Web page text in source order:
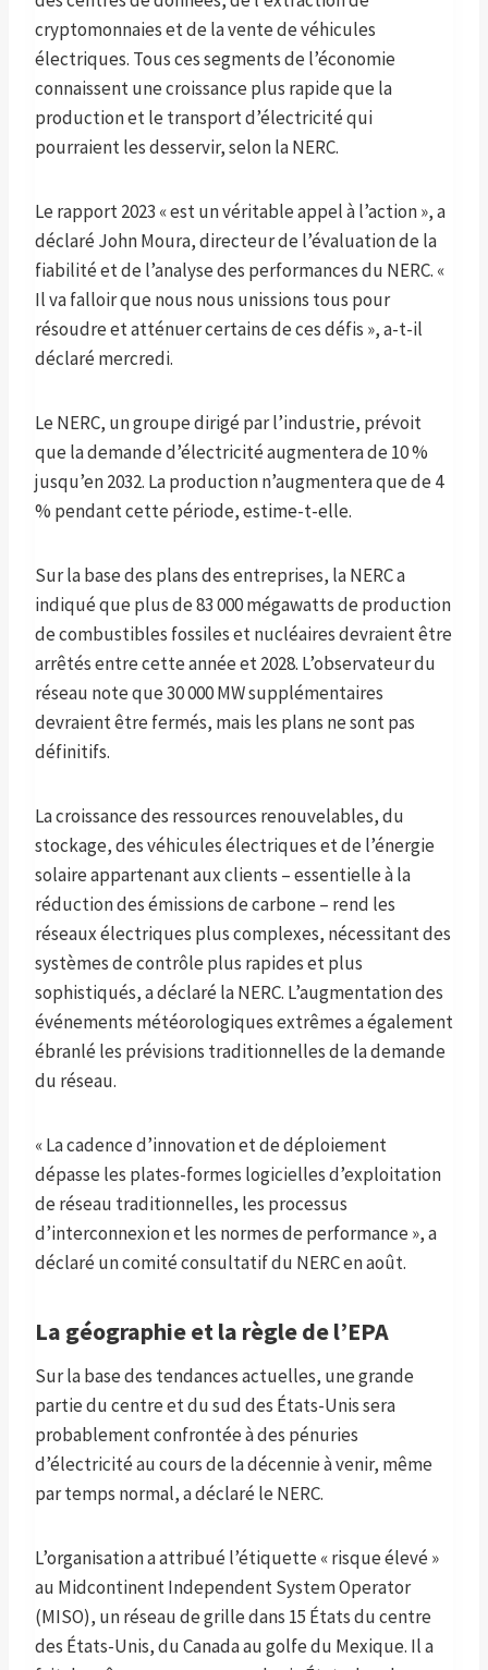
cryptomonnaies et de la vente de véhicules
électriques. Tous ces segments de l’économie
connaissent une croissance plus rapide que la
production et le transport d’électricité qui
pourraient les desservir, selon la NERC.
Le rapport 2023 « est un véritable appel à l’action », a
déclaré John Moura, directeur de l’évaluation de la
fiabilité et de l’analyse des performances du NERC. «
Il va falloir que nous nous unissions tous pour
résoudre et atténuer certains de ces défis », a-t-il
déclaré mercredi.
Le NERC, un groupe dirigé par l’industrie, prévoit
que la demande d’électricité augmentera de 10 %
jusqu’en 2032. La production n’augmentera que de 4
% pendant cette période, estime-t-elle.
Sur la base des plans des entreprises, la NERC a
indiqué que plus de 83 000 mégawatts de production
de combustibles fossiles et nucléaires devraient être
arrêtés entre cette année et 2028. L’observateur du
réseau note que 30 000 MW supplémentaires
devraient être fermés, mais les plans ne sont pas
définitifs.
La croissance des ressources renouvelables, du
stockage, des véhicules électriques et de l’énergie
solaire appartenant aux clients – essentielle à la
réduction des émissions de carbone – rend les
réseaux électriques plus complexes, nécessitant des
systèmes de contrôle plus rapides et plus
sophistiqués, a déclaré la NERC. L’augmentation des
événements météorologiques extrêmes a également
ébranlé les prévisions traditionnelles de la demande
du réseau.
« La cadence d’innovation et de déploiement
dépasse les plates-formes logicielles d’exploitation
de réseau traditionnelles, les processus
d’interconnexion et les normes de performance », a
déclaré un comité consultatif du NERC en août.
La géographie et la règle de l’EPA
Sur la base des tendances actuelles, une grande
partie du centre et du sud des États-Unis sera
probablement confrontée à des pénuries
d’électricité au cours de la décennie à venir, même
par temps normal, a déclaré le NERC.
L’organisation a attribué l’étiquette « risque élevé »
au Midcontinent Independent System Operator
(MISO), un réseau de grille dans 15 États du centre
des États-Unis, du Canada au golfe du Mexique. Il a